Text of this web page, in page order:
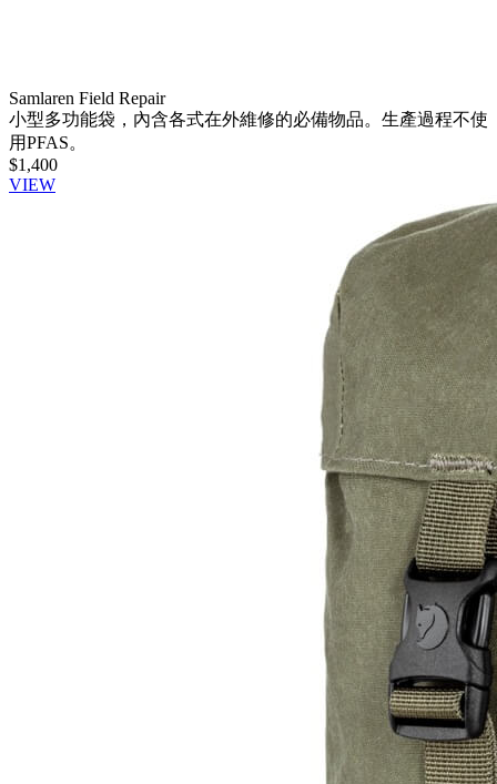
Samlaren Field Repair
小型多功能袋，內含各式在外維修的必備物品。生產過程不使
用PFAS。
$1,400
VIEW